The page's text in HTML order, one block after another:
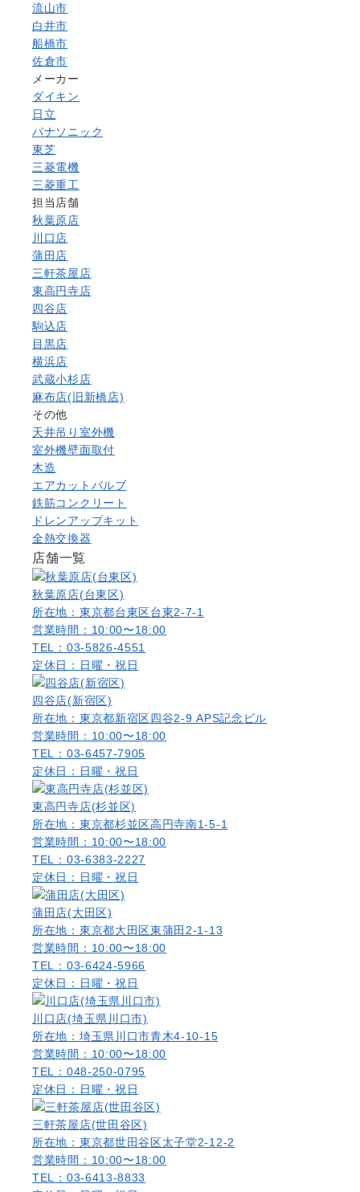
流山市
白井市
船橋市
佐倉市
メーカー
ダイキン
日立
パナソニック
東芝
三菱電機
三菱重工
担当店舗
秋葉原店
川口店
蒲田店
三軒茶屋店
東高円寺店
四谷店
駒込店
目黒店
横浜店
武蔵小杉店
麻布店(旧新橋店)
その他
天井吊り室外機
室外機壁面取付
木造
エアカットバルブ
鉄筋コンクリート
ドレンアップキット
全熱交換器
店舗一覧
秋葉原店(台東区)
所在地：東京都台東区台東2-7-1
営業時間：10:00〜18:00
TEL：03-5826-4551
定休日：日曜・祝日
四谷店(新宿区)
所在地：東京都新宿区四谷2-9 APS記念ビル
営業時間：10:00〜18:00
TEL：03-6457-7905
定休日：日曜・祝日
東高円寺店(杉並区)
所在地：東京都杉並区高円寺南1-5-1
営業時間：10:00〜18:00
TEL：03-6383-2227
定休日：日曜・祝日
蒲田店(大田区)
所在地：東京都大田区東蒲田2-1-13
営業時間：10:00〜18:00
TEL：03-6424-5966
定休日：日曜・祝日
川口店(埼玉県川口市)
所在地：埼玉県川口市青木4-10-15
営業時間：10:00〜18:00
TEL：048-250-0795
定休日：日曜・祝日
三軒茶屋店(世田谷区)
所在地：東京都世田谷区太子堂2-12-2
営業時間：10:00〜18:00
TEL：03-6413-8833